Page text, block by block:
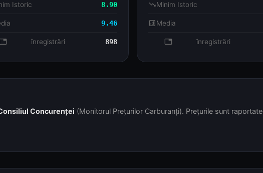
Istoric 8.90
9.46
înregistrări 898
trending_downMinim Istoric
analyticsMedia
database înregistrări
Concurenței (Monitorul Prețurilor Carburanți). Prețurile sunt